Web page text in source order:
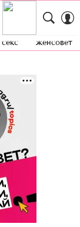
секс женсовет